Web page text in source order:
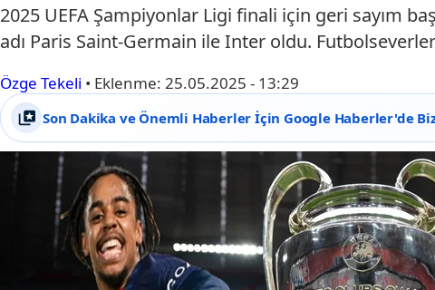
2025 UEFA Şampiyonlar Ligi finali için geri sayım
adı Paris Saint-Germain ile Inter oldu.
Özge Tekeli • Eklenme: 25.05.2025 - 13:29
Son Dakika ve Önemli Haberler İçin Google Haberler'de